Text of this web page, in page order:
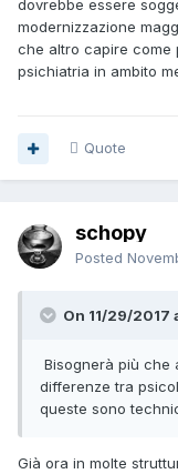
dovrebbe essere
modernizzazione
che altro capire come
psichiatria in ambito
Quote
schopy
Posted
On 11/29/2017
Bisognerà più che
differenze tra
queste sono
Già ora in molte